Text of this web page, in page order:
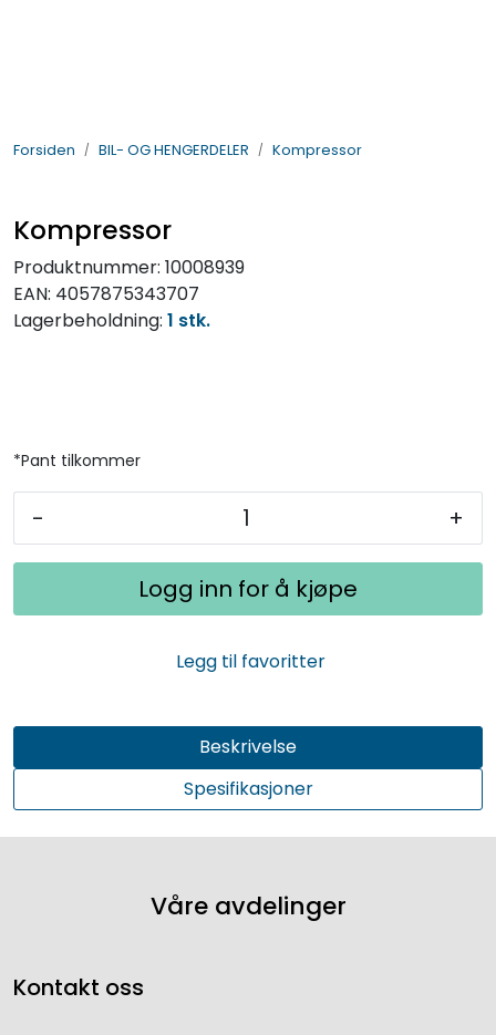
Forsiden BIL- OG HENGERDELER Kompressor
Kompressor
Produktnummer: 10008939
EAN: 4057875343707
Lagerbeholdning: 1 stk.
*Pant tilkommer
- +
Logg inn for å kjøpe
Legg til favoritter
Beskrivelse
Spesifikasjoner
Våre avdelinger
Kontakt oss
ELEKTRISK
PÅBYGG OG CHASSIS
SIKKERHET
TILBUD